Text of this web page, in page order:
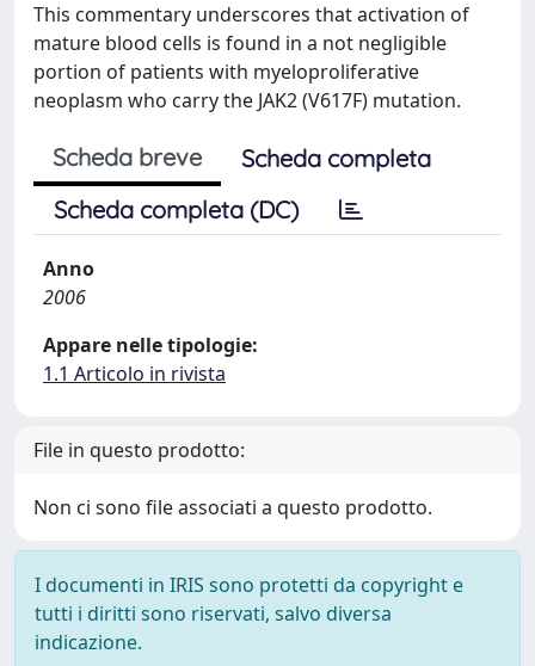
This commentary underscores that activation of
mature blood cells is found in a not negligible
portion of patients with myeloproliferative
neoplasm who carry the JAK2 (V617F) mutation.
Scheda breve
Scheda completa
Scheda completa (DC)
Anno
2006
Appare nelle tipologie:
1.1 Articolo in rivista
File in questo prodotto:
Non ci sono file associati a questo prodotto.
I documenti in IRIS sono protetti da copyright e
tutti i diritti sono riservati, salvo diversa
indicazione.